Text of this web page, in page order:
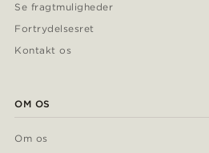
Se fragtmuligheder
Fortrydelsesret
Kontakt os
OM OS
Om os